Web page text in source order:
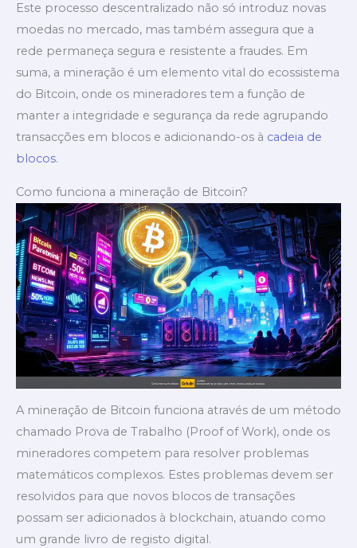
Este processo descentralizado não só introduz novas
moedas no mercado, mas também assegura que a
rede permaneça segura e resistente a fraudes. Em
suma, a mineração é um elemento vital do ecossistema
do Bitcoin, onde os mineradores tem a função de
manter a integridade e segurança da rede agrupando
transacções em blocos e adicionando-os à cadeia de
blocos.
Como funciona a mineração de Bitcoin?
A mineração de Bitcoin funciona através de um método
chamado Prova de Trabalho (Proof of Work), onde os
mineradores competem para resolver problemas
matemáticos complexos. Estes problemas devem ser
resolvidos para que novos blocos de transações
possam ser adicionados à blockchain, atuando como
um grande livro de registo digital.